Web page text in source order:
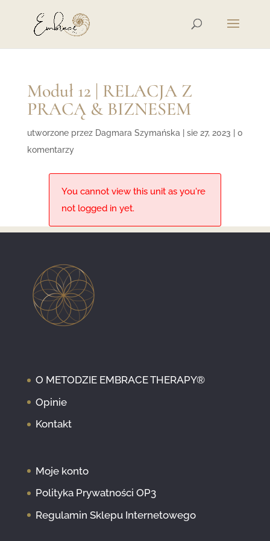
Moduł 12 | RELACJA Z
PRACĄ & BIZNESEM
utworzone przez Dagmara Szymańska sie 27, 2023
0
komentarzy
You cannot view this unit as you're
not logged in yet.
O METODZIE EMBRACE THERAPY®
Opinie
Kontakt
Moje konto
Polityka Prywatności OP3
Regulamin Sklepu Internetowego